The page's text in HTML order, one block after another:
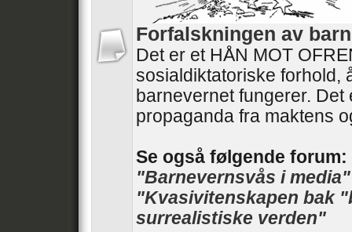
Forfalskningen av
Det er et HÅN MOT
sosialdiktatoriske forhold,
barnevernet fungerer. Det
propaganda fra maktens
Se også følgende forum:
"Barnevernsvås i media"
"Kvasivitenskapen bak
surrealistiske verden"